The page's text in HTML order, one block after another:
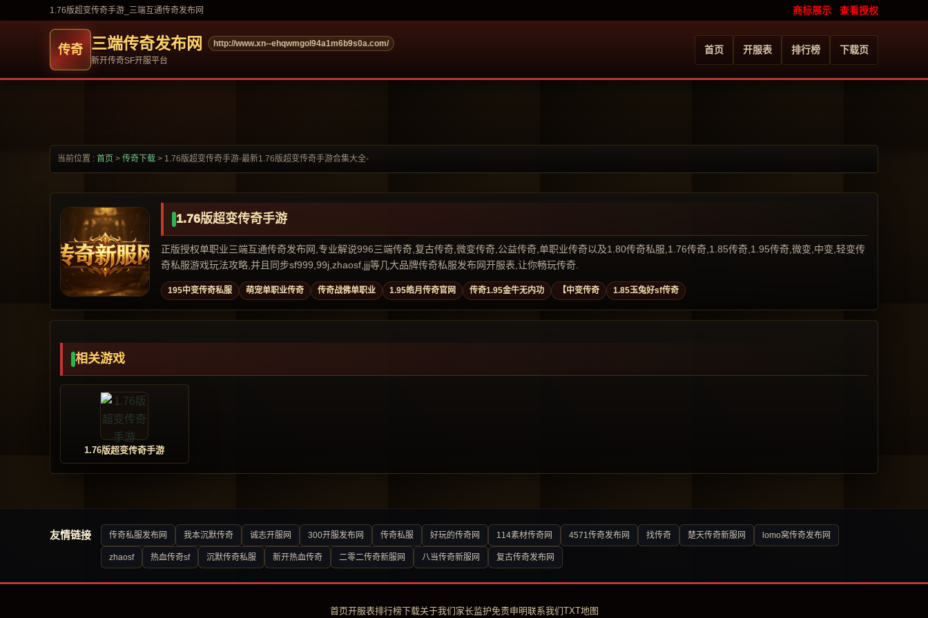
1.76版超变传奇手游_三端互通传奇发布网 商标展示 查看授权
三端传奇发布网
http://www.xn--ehqwmgol94a1m6b9s0a.com/
新开传奇SF开服平台
首页 开服表 排行榜 下载页
当前位置 : 首页 > 传奇下载 > 1.76版超变传奇手游-最新1.76版超变传奇手游合集大全-
1.76版超变传奇手游
正版授权单职业三端互通传奇发布网,专业解说996三端传奇,复古传奇,微变传奇,公益传奇,单职业传奇以及1.80传奇私服,1.76传奇,1.85传奇,1.95传奇,微变,中变,轻变传
奇私服游戏玩法攻略,并且同步sf999,99j,zhaosf,jjj等几大品牌传奇私服发布网开服表,让你畅玩传奇.
195中变传奇私服 萌宠单职业传奇 传奇战佛单职业 1.95皓月传奇官网 传奇1.95金牛无内功 【中变传奇 1.85玉兔好sf传奇
相关游戏
1.76版超变传奇手游
友情链接 传奇私服发布网 我本沉默传奇 诚志开服网 300开服发布网 传奇私服 好玩的传奇网 114素材传奇网 4571传奇发布网 找传奇 楚天传奇新服网 lomo窝传奇发布网
zhaosf 热血传奇sf 沉默传奇私服 新开热血传奇 二零二传奇新服网 八当传奇新服网 复古传奇发布网
首页开服表排行榜下载关于我们 家长监护免责申明联系我们TXT地图